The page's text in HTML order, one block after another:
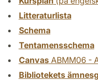
Litteraturlista
Schema
Tentamensschema
CanvasABMM06 -
Bibliotekets